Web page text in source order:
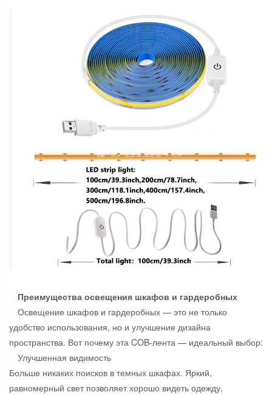
Преимущества освещения шкафов и гардеробных
Освещение шкафов и гардеробных — это не только
удобство использования, но и улучшение дизайна
пространства. Вот почему эта COB-лента — идеальный выбор:
Улучшенная видимость
Больше никаких поисков в темных шкафах. Яркий,
равномерный свет позволяет хорошо видеть одежду,